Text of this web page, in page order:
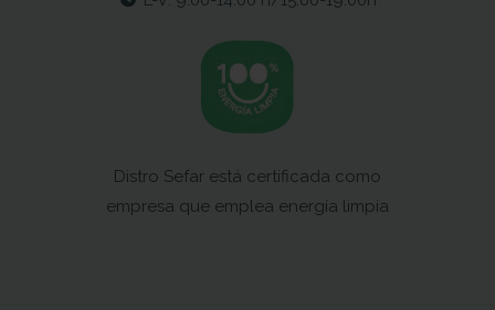
Distro Sefar está certificada como
empresa que emplea energía limpia